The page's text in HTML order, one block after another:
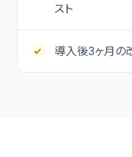
スト
導入後3ヶ月の